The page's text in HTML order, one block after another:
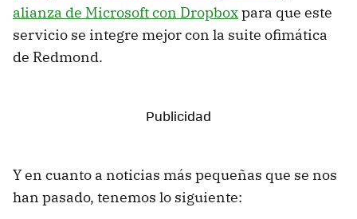
alianza de Microsoft con Dropboxpara que este
servicio se integre mejor con la suite ofimática
de Redmond.
Y en cuanto a noticias más pequeñas que se nos
han pasado, tenemos lo siguiente: